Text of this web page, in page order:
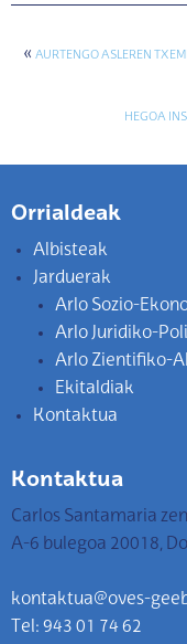
« AURTENGO ASLEREN
HEGOA
Orrialdeak
Albisteak
Jarduerak
Arlo Sozio-
Arlo Juridiko-
Arlo Zientifiko-
Ekitaldiak
Kontaktua
Kontaktua
Carlos Santamaria
A-6 bulegoa 20018,
kontaktua@oves-
Tel: 943 01 74 62